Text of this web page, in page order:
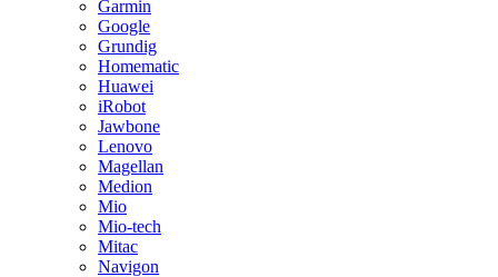
Garmin
Google
Grundig
Homematic
Huawei
iRobot
Jawbone
Lenovo
Magellan
Medion
Mio
Mio-tech
Mitac
Navigon